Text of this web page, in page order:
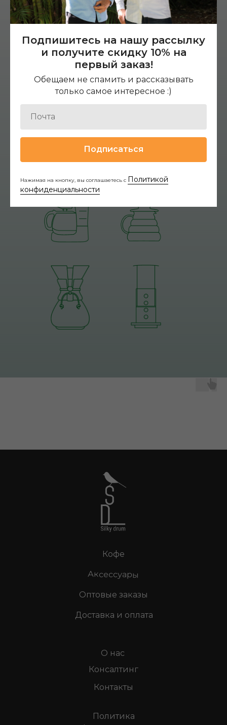
Подпишитесь на нашу рассылку
и получите скидку 10% на
первый заказ!
Обещаем не спамить и рассказывать
только самое интересное :)
Подписаться
Нажимая на кнопку, вы соглашаетесь с Политикой
конфиденциальности
(нажмите на иконку)
Кофе
Оптовые заказы
Консалтинг
О нас
Контакты
Доставка и оплата
Аксессуары
Политика